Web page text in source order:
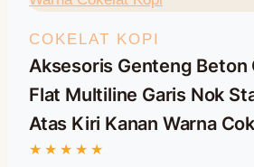
COKELAT KOPI
Aksesoris Genteng Beton
Flat Multiline Garis Nok
Atas Kiri Kanan Warna